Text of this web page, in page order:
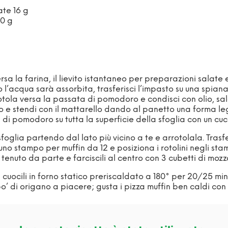
16 g
g
la farina, il lievito istantaneo per preparazioni salate
l’acqua sarà assorbita, trasferisci l’impasto su una
versa la passata di pomodoro e condisci con olio,
stendi con il mattarello dando al panetto una forma
pomodoro su tutta la superficie della sfoglia con un
partendo dal lato più vicino a te e arrotolala.
stampo per muffin da 12 e posiziona i rotolini negli
da parte e farciscili al centro con 3 cubetti di
in forno statico preriscaldato a 180° per 20/25
di origano a piacere; gusta i pizza muffin ben caldi con